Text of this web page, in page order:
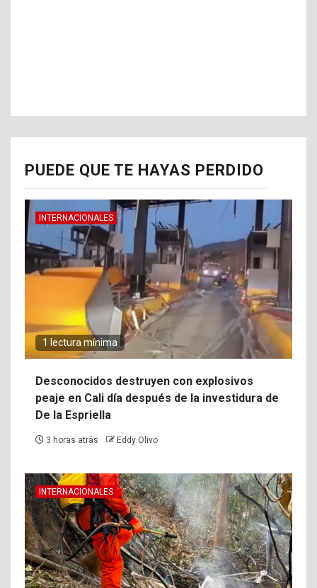
PUEDE QUE TE HAYAS PERDIDO
INTERNACIONALES
1 lectura mínima
Desconocidos destruyen con explosivos
peaje en Cali día después de la investidura de
De la Espriella
3 horas atrás Eddy Olivo
INTERNACIONALES